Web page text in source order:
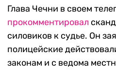
Глава Чечни в своем
прокомментировал
силовиков к судье. Он
полицейские
законам и с ведома